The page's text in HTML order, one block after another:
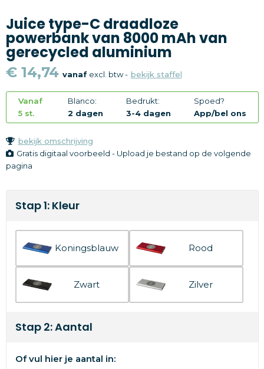
Textiel
Thema
Merken
Juice type-C draadloze
powerbank van 8000 mAh van
gerecycled aluminium
€ 14,74 vanafexcl. btw - bekijk staffel
Vanaf
5 st.
Blanco:
2 dagen
Bedrukt:
3-4 dagen
Spoed?
App/bel ons
bekijk omschrijving
Gratis digitaal voorbeeld - Upload je bestand op de volgende
pagina
Stap 1: Kleur
Koningsblauw Rood
Zwart Zilver
Stap 2: Aantal
Of vul hier je aantal in: